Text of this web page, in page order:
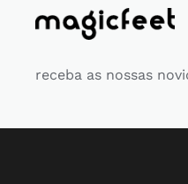
receba as nossas